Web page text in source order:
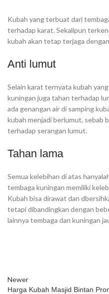
Kubah yang terbuat dari
terhadap karat. Sekalipun
kubah akan tetap terjaga
Anti lumut
Selain karat ternyata kubah
kuningan juga tahan terhadap
ada genangan air di samping
kubah menjadi berlumut, sebab
terhadap serangan lumut.
Tahan lama
Semua kelebihan di atas
tembaga kuningan memiliki
Kubah bisa dirawat dan
tetapi dibandingkan dengan
lainnya tembaga dan kuningan
Newer
Harga Kubah Masjid Bintan